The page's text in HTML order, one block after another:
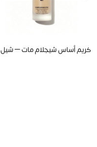
كريم أساس شيجلام مات – شيل